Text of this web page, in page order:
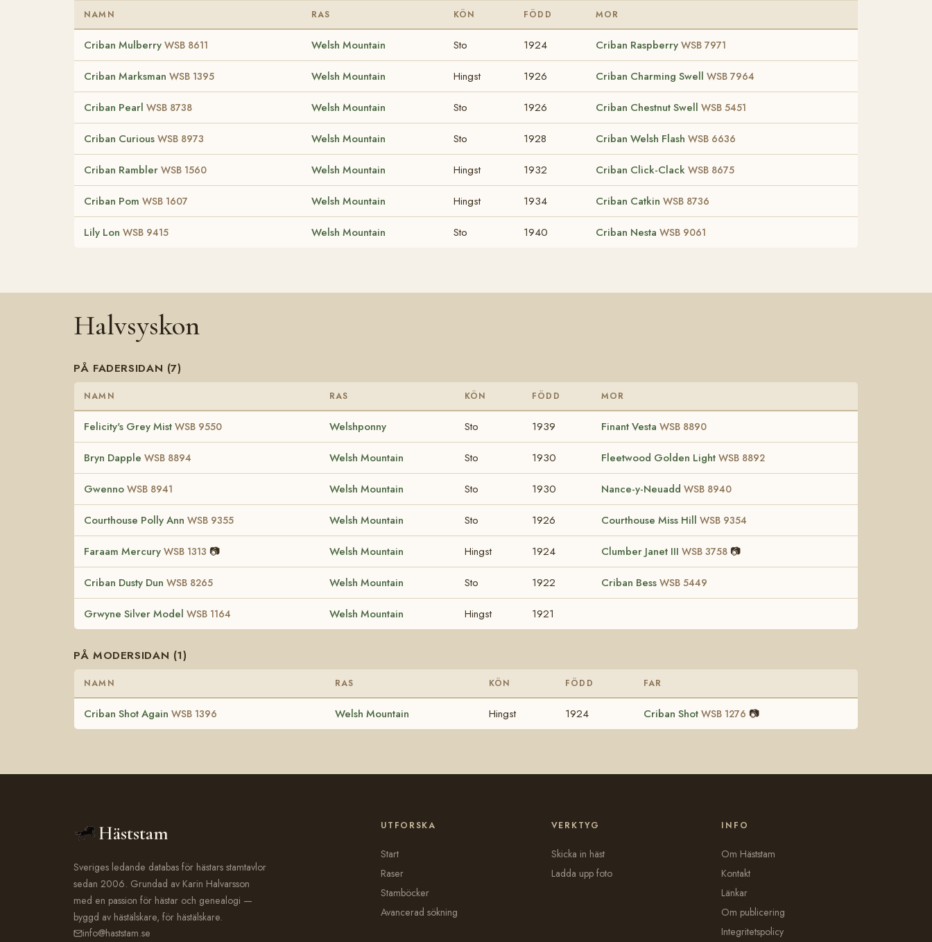
NAMN RAS KÖN FÖDD MOR
Criban Mulberry WSB 8611 Welsh Mountain Sto 1924 Criban Raspberry WSB 7971
Criban Marksman WSB 1395 Welsh Mountain Hingst 1926 Criban Charming Swell WSB 7964
Criban Pearl WSB 8738 Welsh Mountain Sto 1926 Criban Chestnut Swell WSB 5451
Criban Curious WSB 8973 Welsh Mountain Sto 1928 Criban Welsh Flash WSB 6636
Criban Rambler WSB 1560 Welsh Mountain Hingst 1932 Criban Click-Clack WSB 8675
Criban Pom WSB 1607 Welsh Mountain Hingst 1934 Criban Catkin WSB 8736
Lily Lon WSB 9415 Welsh Mountain Sto 1940 Criban Nesta WSB 9061
Halvsyskon
PÅ FADERSIDAN (7)
NAMN RAS KÖN FÖDD MOR
Felicity's Grey Mist WSB 9550 Welshponny Sto 1939 Finant Vesta WSB 8890
Bryn Dapple WSB 8894 Welsh Mountain Sto 1930 Fleetwood Golden Light WSB 8892
Gwenno WSB 8941 Welsh Mountain Sto 1930 Nance-y-Neuadd WSB 8940
Courthouse Polly Ann WSB 9355 Welsh Mountain Sto 1926 Courthouse Miss Hill WSB 9354
Faraam Mercury WSB 1313 📷 Welsh Mountain Hingst 1924 Clumber Janet III WSB 3758 📷
Criban Dusty Dun WSB 8265 Welsh Mountain Sto 1922 Criban Bess WSB 5449
Grwyne Silver Model WSB 1164 Welsh Mountain Hingst 1921
PÅ MODERSIDAN (1)
NAMN RAS KÖN FÖDD FAR
Criban Shot Again WSB 1396 Welsh Mountain Hingst 1924 Criban Shot WSB 1276 📷
Häststam
Sveriges ledande databas för hästars stamtavlor
sedan 2006. Grundad av Karin Halvarsson
med en passion för hästar och genealogi —
byggd av hästälskare, för hästälskare.
info@haststam.se
UTFORSKA
Start
Raser
Stamböcker
Avancerad sökning
VERKTYG
Skicka in häst
Ladda upp foto
INFO
Om Häststam
Kontakt
Länkar
Om publicering
Integritetspolicy